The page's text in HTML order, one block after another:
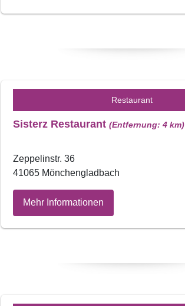
Restaurant
Sisterz Restaurant (Entfernung: 4 km)
Zeppelinstr. 36
41065 Mönchengladbach
Mehr Informationen